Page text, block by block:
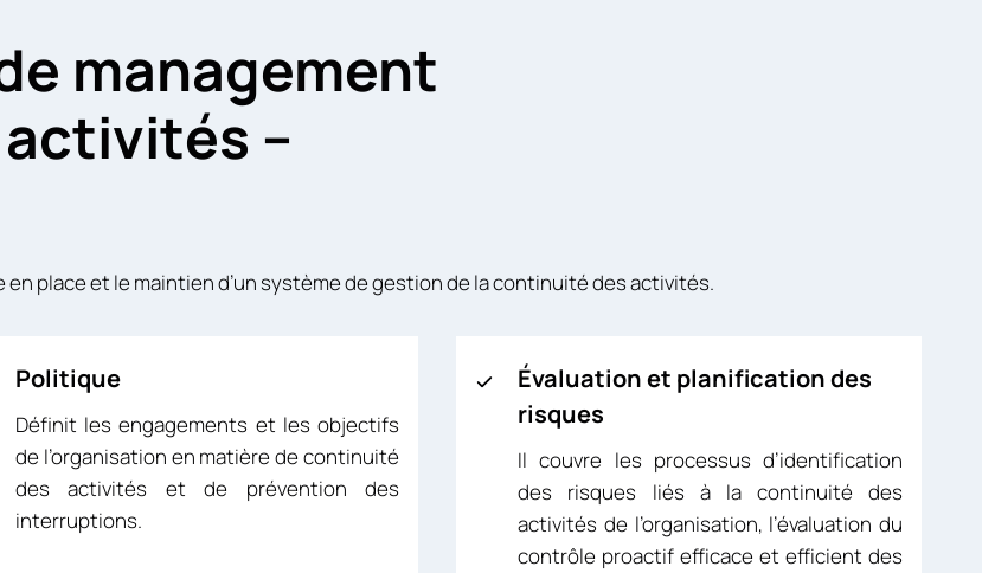
management
–
en place et le maintien d’un système de gestion de la continuité des activités.
Politique
Définit les engagements et les objectifs
de l’organisation en matière de continuité
des activités et de prévention des
interruptions.
Évaluation et planification des
risques
Il couvre les processus d’identification
des risques liés à la continuité des
activités de l’organisation, l’évaluation du
contrôle proactif efficace et efficient des